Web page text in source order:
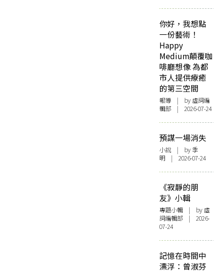
你好，我想點
一份藝術！
Happy
Medium顛覆咖
啡廳想像 為都
市人提供療癒
的第三空間
報導 | by 虛詞編
輯部 | 2026-07-24
預謀一場消失
小說 | by 季
明 | 2026-07-24
《寂靜的朋
友》小輯
專題小輯 | by 虛
詞編輯部 | 2026-
07-24
記憶在時間中
漂浮：曾淑芬